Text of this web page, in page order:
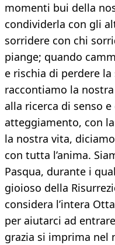
momenti bui della
condividerla con gli
sorridere con chi
piange; quando
e rischia di perdere
raccontiamo la
alla ricerca di senso
atteggiamento, con
la nostra vita,
con tutta l’anima.
Pasqua, durante i
gioioso della
considera l’intera
per aiutarci ad
grazia si imprima nel